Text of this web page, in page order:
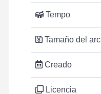
Tempo
Tamaño del archivo
Creado
Licencia